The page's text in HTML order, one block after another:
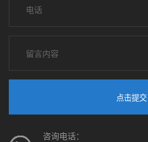
点击提交
咨询电话：